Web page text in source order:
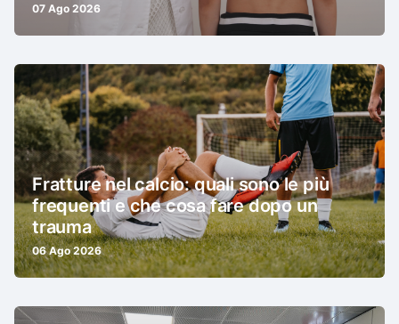
07 Ago 2026
Fratture nel calcio: quali sono le più
frequenti e che cosa fare dopo un
trauma
06 Ago 2026